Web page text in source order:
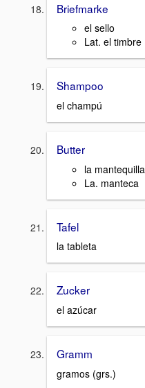
Briefmarke
el sello
Lat. el timbre
Shampoo
el champú
Butter
la mantequilla
La. manteca
Tafel
la tableta
Zucker
el azúcar
Gramm
gramos (grs.)